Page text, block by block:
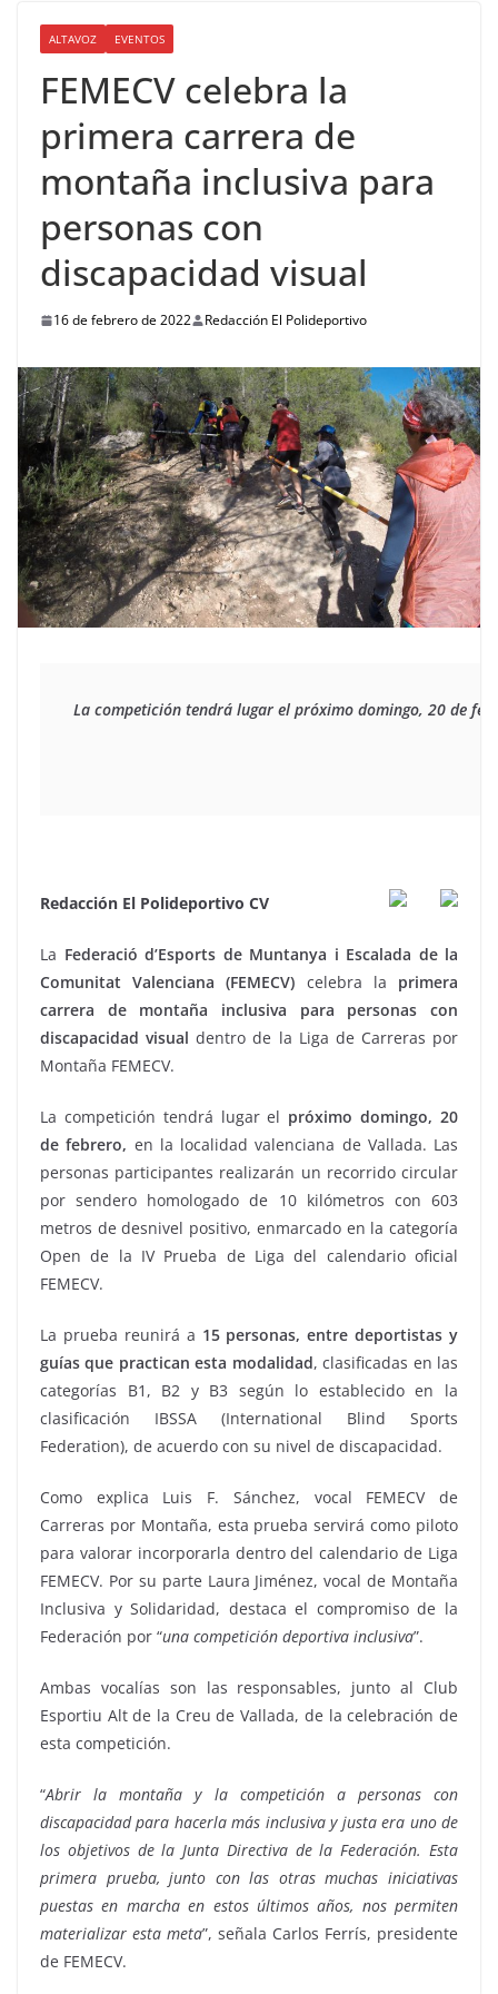
ALTAVOZ EVENTOS
FEMECV celebra la
primera carrera de
montaña inclusiva para
personas con
discapacidad visual
16 de febrero de 2022 Redacción El Polideportivo
La competición tendrá lugar el próximo domingo, 20 de
Redacción El Polideportivo CV
La Federació d’Esports de Muntanya i Escalada de la
Comunitat Valenciana (FEMECV) celebra la primera
carrera de montaña inclusiva para personas con
discapacidad visualdentro de la Liga de Carreras por
Montaña FEMECV.
La competición tendrá lugar el próximo domingo, 20
de febrero, en la localidad valenciana de Vallada. Las
personas participantes realizarán un recorrido circular
por sendero homologado de 10 kilómetros con 603
metros de desnivel positivo, enmarcado en la categoría
Open de la IV Prueba de Liga del calendario oficial
FEMECV.
La prueba reunirá a 15 personas, entre deportistas y
guías que practican esta modalidad, clasificadas en las
categorías B1, B2 y B3 según lo establecido en la
clasificación IBSSA (International Blind Sports
Federation), de acuerdo con su nivel de discapacidad.
Como explica Luis F. Sánchez, vocal FEMECV de
Carreras por Montaña, esta prueba servirá como piloto
para valorar incorporarla dentro del calendario de Liga
FEMECV. Por su parte Laura Jiménez, vocal de Montaña
Inclusiva y Solidaridad, destaca el compromiso de la
Federación por “una competición deportiva inclusiva”.
Ambas vocalías son las responsables, junto al Club
Esportiu Alt de la Creu de Vallada, de la celebración de
esta competición.
“Abrir la montaña y la competición a personas con
discapacidad para hacerla más inclusiva y justa era uno de
los objetivos de la Junta Directiva de la Federación. Esta
primera prueba, junto con las otras muchas iniciativas
puestas en marcha en estos últimos años, nos permiten
materializar esta meta”, señala Carlos Ferrís, presidente
de FEMECV.